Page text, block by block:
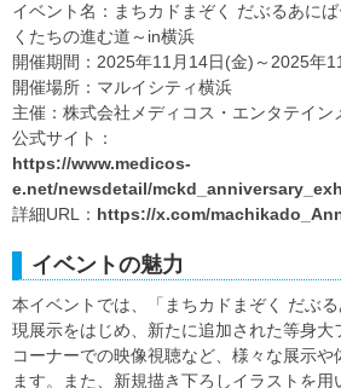
イベント名：まちカドまぞく だぶるあに
くたちの進む道～in横浜
開催期間：2025年11月14日(金)～2025年
開催場所：マルイシティ横浜
主催：株式会社メディコス・エンタテイン
公式サイト：
https://www.medicos-
e.net/newsdetail/
詳細URL： https://x.com/
イベントの魅力
本イベントでは、「まちカドまぞく だぶ
現展示をはじめ、新たに追加された等身大
コーナーでの映像視聴など、様々な展示や
ます。また、新規描き下ろしイラストを